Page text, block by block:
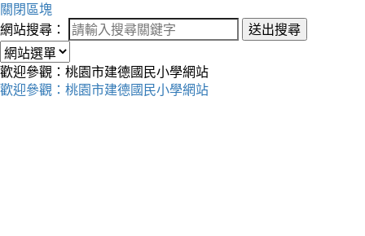
關閉區塊
網站搜尋：
送出搜尋
歡迎參觀：桃園市建德國民小學網站
歡迎參觀：桃園市建德國民小學網站